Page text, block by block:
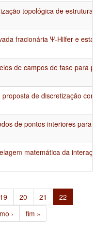
topológica de
fracionária Ψ-Hilfer e
de campos de fase para
proposta de discretização
de pontos interiores
matemática da
19 20 21
22
› fim »